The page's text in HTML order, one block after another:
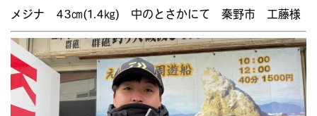
メジナ 43㎝(1.4㎏) 中のとさかにて 秦野市 工藤様